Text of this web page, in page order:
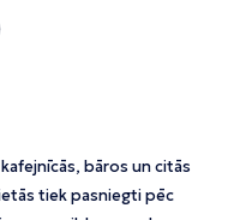
bāros un citās
tiek pasniegti pēc